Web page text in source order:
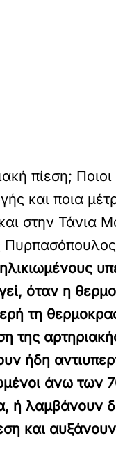
πίεση; Ποιοι
και ποια
στην
όταν η
τη
της
ήδη
άνω των
ή λαμβάνουν
και